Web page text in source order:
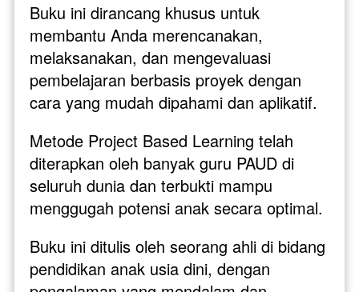
Buku ini dirancang khusus untuk
membantu Anda merencanakan,
melaksanakan, dan mengevaluasi
pembelajaran berbasis proyek dengan
cara yang mudah dipahami dan aplikatif.
Metode Project Based Learning telah
diterapkan oleh banyak guru PAUD di
seluruh dunia dan terbukti mampu
menggugah potensi anak secara optimal.
Buku ini ditulis oleh seorang ahli di bidang
pendidikan anak usia dini, dengan